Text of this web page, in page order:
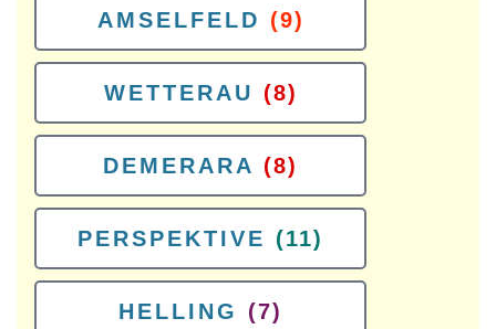
AMSELFELD (9)
WETTERAU (8)
DEMERARA (8)
PERSPEKTIVE (11)
HELLING (7)